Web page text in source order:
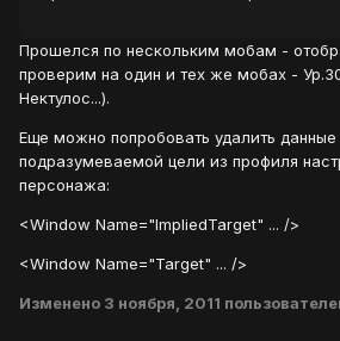
Прошелся по нескольким мобам -
проверим на один и тех же мобах -
Нектулос...).
Еще можно попробовать удалить
подразумеваемой цели из профиля
персонажа:
<Window Name="ImpliedTarget" ... />
<Window Name="Target" ... />
Изменено 3 ноября, 2011